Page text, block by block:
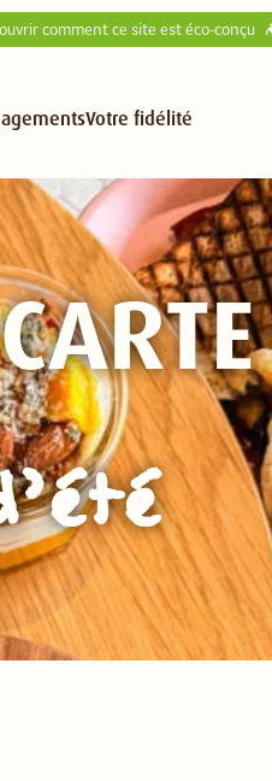
comment ce site est éco-conçu
Votre fidélité